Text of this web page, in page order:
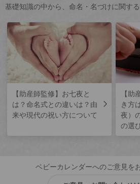
基礎知識の中から、命名・名づけに関す
【助産師監修】お七夜と
は？命名式との違いは？由
来や現代の祝い方について
【
き方
夜）
の選
ベビーカレンダーへのご意見を